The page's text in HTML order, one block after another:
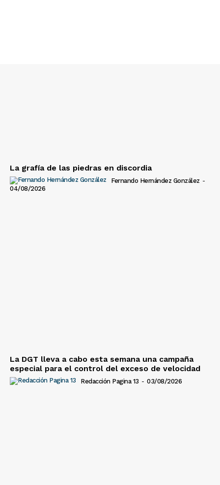
La grafía de las piedras en discordia
Fernando Hernández González -
04/08/2026
La DGT lleva a cabo esta semana una campaña
especial para el control del exceso de velocidad
Redacción Pagina 13 - 03/08/2026